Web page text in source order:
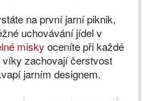
na první jarní piknik,
uchovávání jídel v
misky oceníte při každé
zachovají čerstvost
jarním designem.